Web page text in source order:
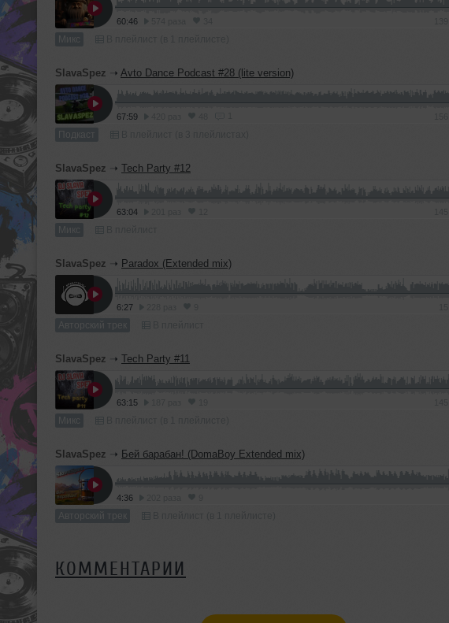
60:46
Микс
SlavaSpez ➝ Avto Dance Podcast #28 (lite version)
67:59
Подкаст
SlavaSpez ➝ Tech Party #12
63:04
Микс
SlavaSpez ➝ Paradox (Extended mix)
6:27
Авторский трек
SlavaSpez ➝ Tech Party #11
63:15
Микс
SlavaSpez ➝ Бей барабан! (DomaBoy Extended mix)
4:36
Авторский трек
КОММЕНТАРИИ